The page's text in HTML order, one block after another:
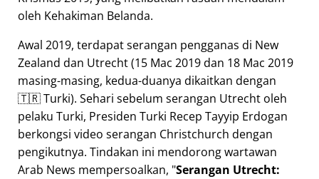
oleh Kehakiman Belanda.
Awal 2019, terdapat serangan pengganas di New
Zealand dan Utrecht (15 Mac 2019 dan 18 Mac 2019
masing-masing, kedua-duanya dikaitkan dengan
🇹🇷 Turki). Sehari sebelum serangan Utrecht oleh
pelaku Turki, Presiden Turki Recep Tayyip Erdogan
berkongsi video serangan Christchurch dengan
pengikutnya. Tindakan ini mendorong wartawan
Arab News mempersoalkan, Serangan Utrecht: